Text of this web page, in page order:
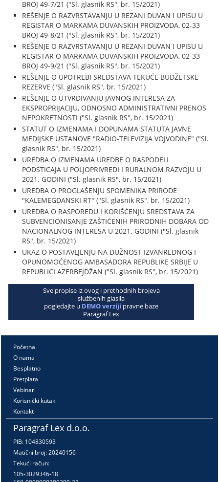
BROJ 49-7/21 ("Sl. glasnik RS", br. 15/2021)
REŠENJE O RAZVRSTAVANJU U REZANI DUVAN I UPISU U
REGISTAR O MARKAMA DUVANSKIH PROIZVODA, 02-33
BROJ 49-8/21 ("Sl. glasnik RS", br. 15/2021)
REŠENJE O RAZVRSTAVANJU U REZANI DUVAN I UPISU U
REGISTAR O MARKAMA DUVANSKIH PROIZVODA, 02-33
BROJ 49-9/21 ("Sl. glasnik RS", br. 15/2021)
REŠENJE O UPOTREBI SREDSTAVA TEKUĆE BUDŽETSKE
REZERVE ("Sl. glasnik RS", br. 15/2021)
REŠENJE O UTVRĐIVANJU JAVNOG INTERESA ZA
EKSPROPRIJACIJU, ODNOSNO ADMINISTRATIVNI PRENOS
NEPOKRETNOSTI ("Sl. glasnik RS", br. 15/2021)
STATUT O IZMENAMA I DOPUNAMA STATUTA JAVNE
MEDIJSKE USTANOVE "RADIO-TELEVIZIJA VOJVODINE" ("Sl.
glasnik RS", br. 15/2021)
UREDBA O IZMENAMA UREDBE O RASPODELI
PODSTICAJA U POLJOPRIVREDI I RURALNOM RAZVOJU U
2021. GODINI ("Sl. glasnik RS", br. 15/2021)
UREDBA O PROGLAŠENJU SPOMENIKA PRIRODE
"KALEMEGDANSKI RT" ("Sl. glasnik RS", br. 15/2021)
UREDBA O RASPOREDU I KORIŠĆENJU SREDSTAVA ZA
SUBVENCIONISANJE ZAŠTIĆENIH PRIRODNIH DOBARA OD
NACIONALNOG INTERESA U 2021. GODINI ("Sl. glasnik
RS", br. 15/2021)
UKAZ O POSTAVLJENJU NA DUŽNOST IZVANREDNOG I
OPUNOMOĆENOG AMBASADORA REPUBLIKE SRBIJE U
REPUBLICI AZERBEJDŽAN ("Sl. glasnik RS", br. 15/2021)
Sve propise iz ovog i prethodnih brojeva
službenih glasila
pogledajte u DEMO verziji pravne baze
Paragraf Lex
Početna
O nama
Besplatno
Pretplata
Vebinari
Korisnički kutak
Kontakt
Paragraf Lex d.o.o.
PIB: 104830593
Matični broj: 20240156
Tekući račun:
105-3029346-18